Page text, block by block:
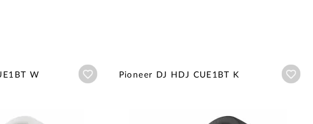
W Añadir a wishlist
Pioneer DJ HDJ CUE1BT K